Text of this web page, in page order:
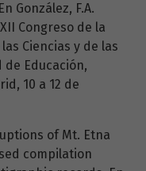
González, F.A.
Congreso de la
Ciencias y de las
de Educación,
10 a 12 de
of Mt. Etna
compilation